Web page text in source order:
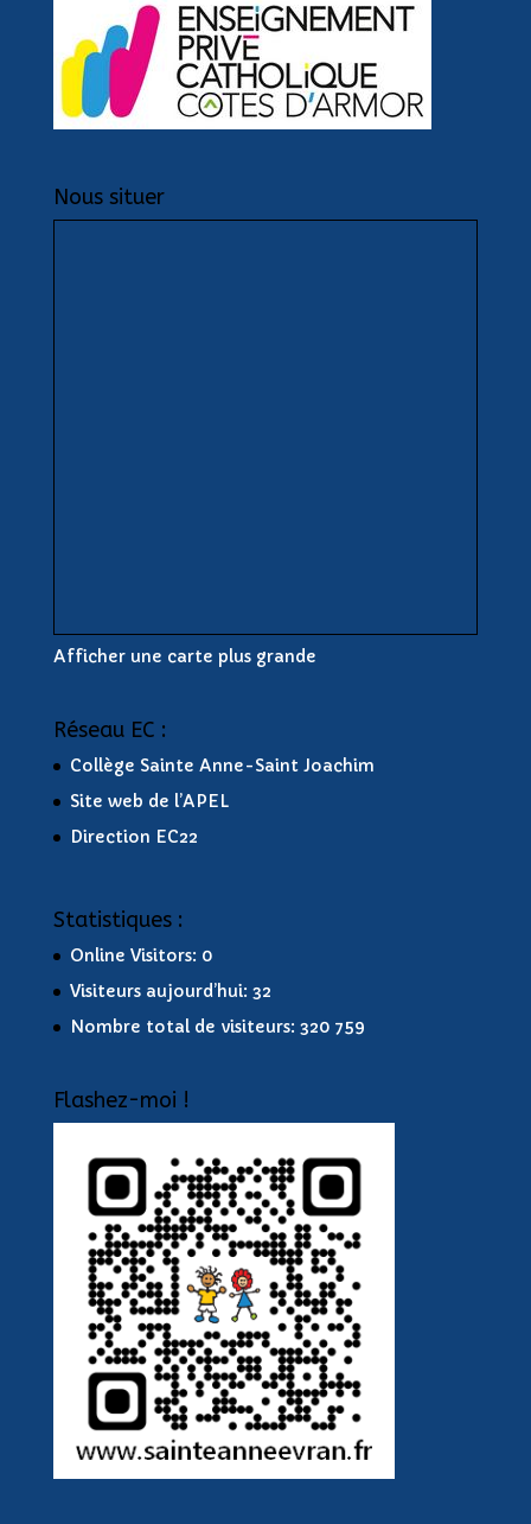
Nous situer
Afficher une carte plus grande
Réseau EC :
Collège Sainte Anne-Saint Joachim
Site web de l’APEL
Direction EC22
Statistiques :
Online Visitors: 0
Visiteurs aujourd’hui: 32
Nombre total de visiteurs: 320 759
Flashez-moi !